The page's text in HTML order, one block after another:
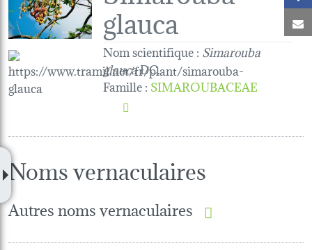
glauca
Nom scientifique : Simarouba
glaucaDC.
Famille: SIMAROUBACEAE
Noms vernaculaires
Autres noms vernaculaires